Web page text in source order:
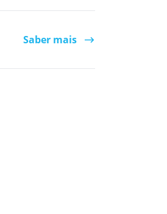
Saber mais